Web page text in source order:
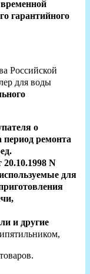
гарантийного
Российской
для воды
о
период ремонта
N
для
и другие